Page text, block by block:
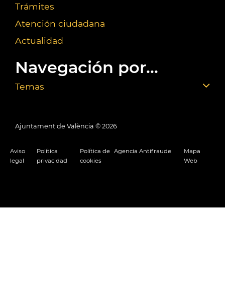
Trámites
Atención ciudadana
Actualidad
Navegación por...
Temas
Ajuntament de València © 2026
Aviso
legal
Política
privacidad
Política de
cookies
Agencia Antifraude
Mapa
Web